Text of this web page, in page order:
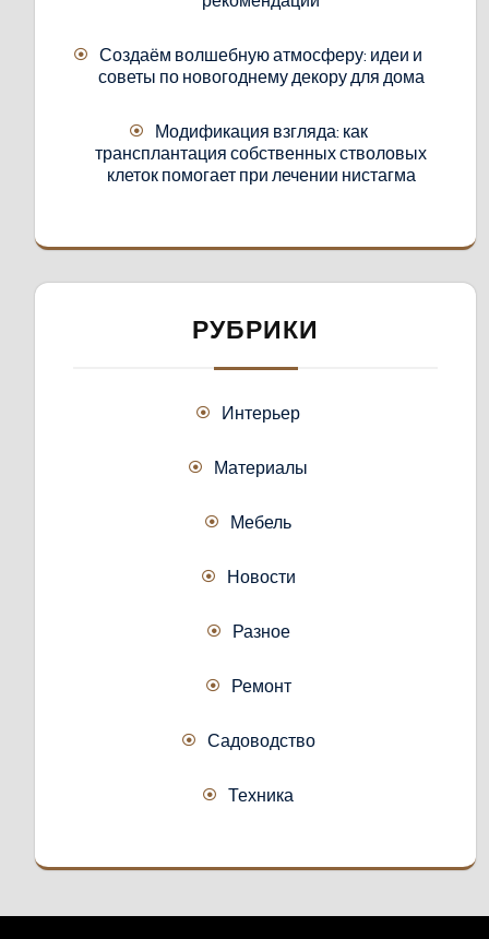
Создаём волшебную атмосферу: идеи и
советы по новогоднему декору для дома
Модификация взгляда: как
трансплантация собственных стволовых
клеток помогает при лечении нистагма
РУБРИКИ
Интерьер
Материалы
Мебель
Новости
Разное
Ремонт
Садоводство
Техника